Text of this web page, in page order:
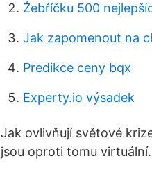
Žebříčku 500
Jak zapomenout na
Predikce ceny bqx
Experty.io výsadek
Jak ovlivňují světové
jsou oproti tomu